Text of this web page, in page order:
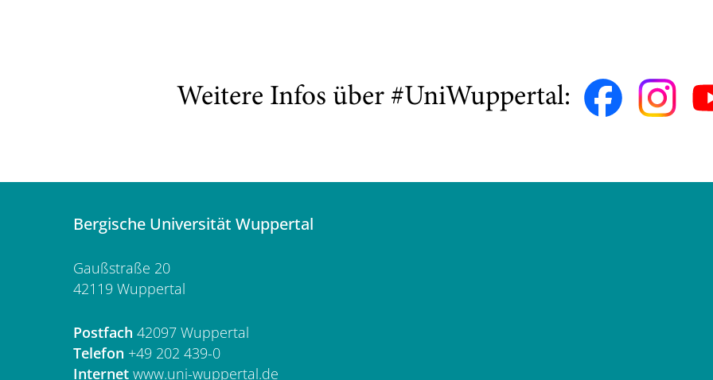
Weitere Infos über #UniWuppertal:
Bergische Universität Wuppertal
Gaußstraße 20
42119 Wuppertal
Postfach 42097 Wuppertal
Telefon +49 202 439-0
Internet www.uni-wuppertal.de